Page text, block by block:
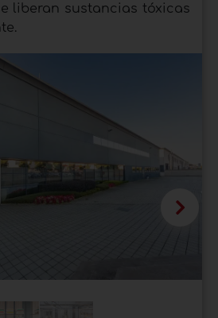
liberan sustancias tóxicas